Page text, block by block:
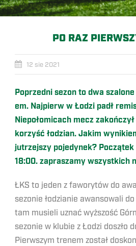
PO RAZ
12 sie 2021
Poprzedni sezon to dwa
em. Najpierw w Łodzi padł
Niepołomicach mecz
korzyść łodzian. Jakim
jutrzejszy pojedynek? Początek
18:00. zapraszamy wszystkich
ŁKS to jeden z faworytów do
sezonie łodzianie awansowali
tam musieli uznać wyższość
sezonie w klubie z Łodzi doszło
Pierwszym trenem został